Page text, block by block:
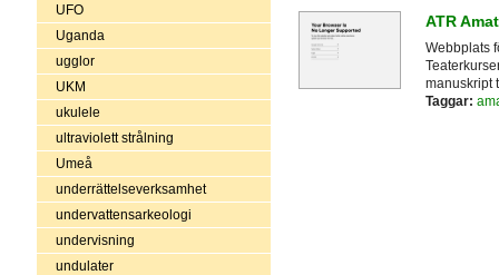
UFO
Uganda
ugglor
UKM
ukulele
ultraviolett strålning
Umeå
underrättelseverksamhet
undervattensarkeologi
undervisning
undulater
ATR
Webbplats
manuskript
Taggar: